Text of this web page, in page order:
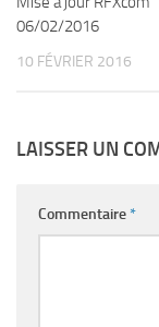
06/02/2016
10 FÉVRIER 2016
LAISSER UN
Commentaire*